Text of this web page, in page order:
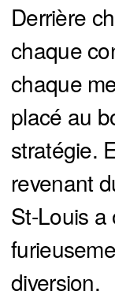
Derrière
chaque
chaque
placé au
stratégie.
revenant
St-Louis a
diversion.